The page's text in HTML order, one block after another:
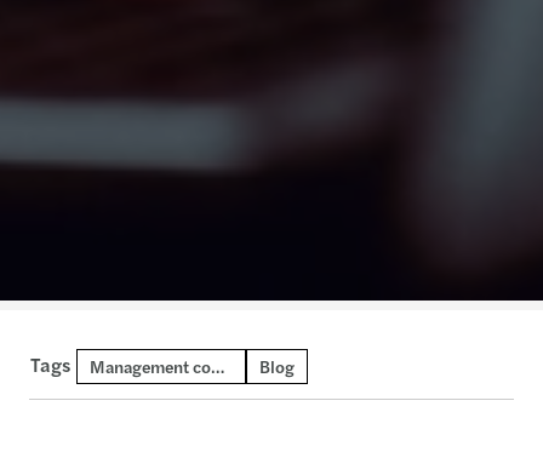
Tags Management consulting Blog